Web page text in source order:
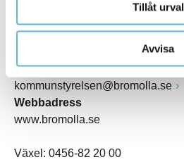
Tillåt urval
Avvisa
Postadress
E-post
kommunstyrelsen@bromolla.se
Webbadress
www.bromolla.se
Växel: 0456-82 20 00